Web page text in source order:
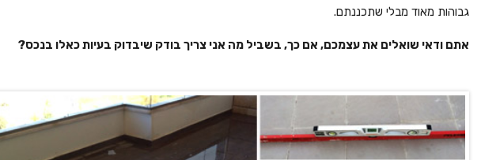
גבוהות מאוד מבלי שתכננתם.
אתם ודאי שואלים את עצמכם, אם כך, בשביל מה אני צריך בודק שיבדוק בעיות כאלו בנכס?